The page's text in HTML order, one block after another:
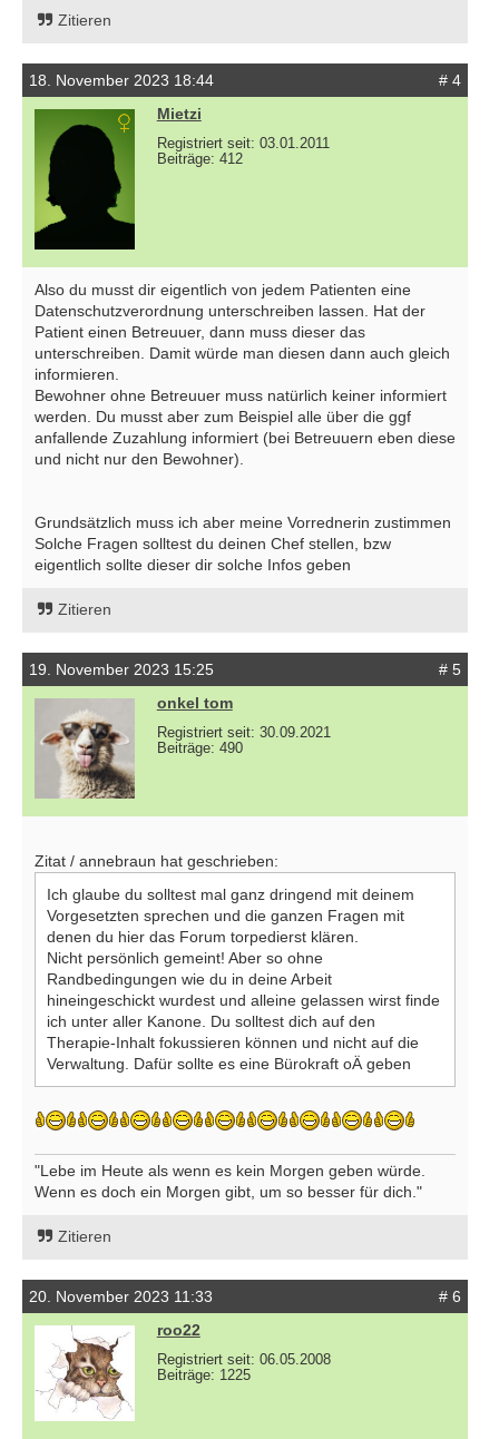
Zitieren
18. November 2023 18:44
# 4
Mietzi
Registriert seit: 03.01.2011
Beiträge: 412
Also du musst dir eigentlich von jedem Patienten eine
Datenschutzverordnung unterschreiben lassen. Hat der
Patient einen Betreuuer, dann muss dieser das
unterschreiben. Damit würde man diesen dann auch gleich
informieren.
Bewohner ohne Betreuuer muss natürlich keiner informiert
werden. Du musst aber zum Beispiel alle über die ggf
anfallende Zuzahlung informiert (bei Betreuuern eben diese
und nicht nur den Bewohner).
Grundsätzlich muss ich aber meine Vorrednerin zustimmen
Solche Fragen solltest du deinen Chef stellen, bzw
eigentlich sollte dieser dir solche Infos geben
Zitieren
19. November 2023 15:25
# 5
onkel tom
Registriert seit: 30.09.2021
Beiträge: 490
Zitat / annebraun hat geschrieben:
Ich glaube du solltest mal ganz dringend mit deinem
Vorgesetzten sprechen und die ganzen Fragen mit
denen du hier das Forum torpedierst klären.
Nicht persönlich gemeint! Aber so ohne
Randbedingungen wie du in deine Arbeit
hineingeschickt wurdest und alleine gelassen wirst finde
ich unter aller Kanone. Du solltest dich auf den
Therapie-Inhalt fokussieren können und nicht auf die
Verwaltung. Dafür sollte es eine Bürokraft oÄ geben
"Lebe im Heute als wenn es kein Morgen geben würde.
Wenn es doch ein Morgen gibt, um so besser für dich."
Zitieren
20. November 2023 11:33
# 6
roo22
Registriert seit: 06.05.2008
Beiträge: 1225